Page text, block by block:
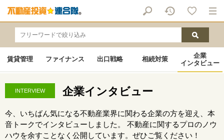
賃貸管理 ファイナンス 出口戦略 相続対策
企業
インタビュー
INTERVIEW 企業インタビュー
今、いちばん気になる不動産業界に関わる企業の方を迎え、本
音トークでインタビューしました。 不動産に関するプロのノウ
ハウを余すことなく公開しています。ぜひご覧ください！